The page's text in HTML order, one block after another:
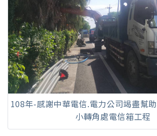
108年-感謝中華電信.電力公司竭盡幫
小轉角處電信箱工程